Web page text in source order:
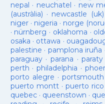
nepal · neuchatel · new
(austràlia) · newcastle (uk)
niger· nigeria · norge
· nürnberg · oklahoma ·
osaka · ottawa ·
palestine · pamplona iruña
paraguay· parana ·paraty
perth ·philadelphia ·
porto alegre ·portsmouth
puerto montt· puerto rico
quebec· queenstown ·